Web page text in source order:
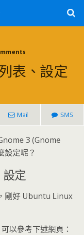
列表、設定
Mail SMS
3 (Gnome
設定呢？
設定
剛好 Ubuntu Linux
以參考下述網頁：